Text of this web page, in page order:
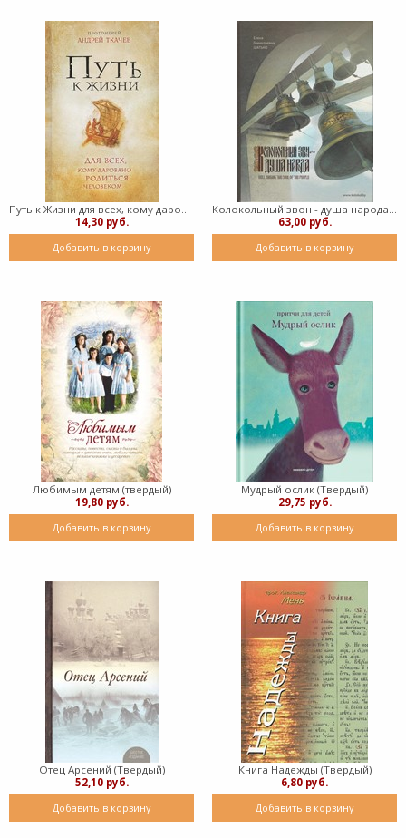
14,30 руб.
Добавить в корзину
63,00 руб.
Добавить в корзину
Любимым детям (твердый)
19,80 руб.
Добавить в корзину
Мудрый ослик (Твердый)
29,75 руб.
Добавить в корзину
Отец Арсений (Твердый)
52,10 руб.
Добавить в корзину
Книга Надежды (Твердый)
6,80 руб.
Добавить в корзину